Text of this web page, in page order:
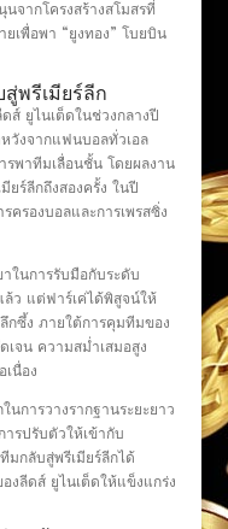
จากโครงสร้างสโมสรที่
ยเพื่อพา “ยูงทอง” โบยบิน
พรีเมียร์ลีก
ส์ ยูไนเต็ดในช่วงกลางปี
วังจากแฟนบอลทั่วเอล
รพาทีมเลื่อนชั้น โดยผลงาน
ยร์ลีกถึงสองครั้ง ในปี
ครองบอลและการเพรสซิ่ง
ในการรับมือกับระดับ
ล้ว แต่ฟาร์เค่ได้พิสูจน์ให้
กซึ้ง ภายใต้การคุมทีมของ
จน ความสม่ำเสมอสูง
นื่อง
การวางรากฐานระยะยาว
รปรับตัวให้เข้ากับ
มกลับสู่พรีเมียร์ลีกได้
งลีดส์ ยูไนเต็ดให้แข็งแกร่ง